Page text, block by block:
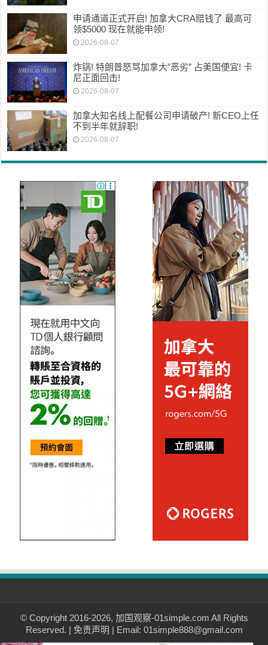
申请通道正式开启! 加拿大CRA赔钱了 最高可
领$5000 现在就能申领!
2026-08-07
炸锅! 特朗普怒骂加拿大”恶劣” 占美国便宜! 卡
尼正面回击!
2026-08-07
加拿大知名线上配餐公司申请破产! 新CEO上任
不到半年就辞职!
2026-08-07
© Copyright 2016-2026, 加国观察-01simple.com All Rights
Reserved. | 免责声明 | Email: 01simple888@gmail.com